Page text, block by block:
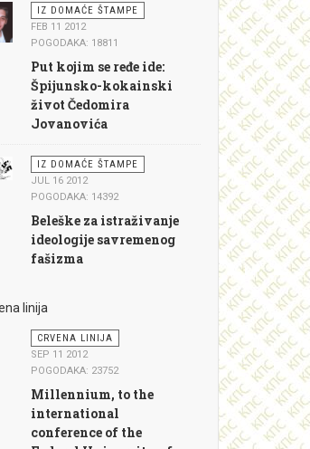
IZ DOMAĆE ŠTAMPE
FEB 11 2012
POGODAKA: 18811
Put kojim se ređe ide:
Špijunsko-kokainski
život Čedomira
Jovanovića
IZ DOMAĆE ŠTAMPE
JUL 16 2012
POGODAKA: 14392
Beleške za istraživanje
ideologije savremenog
fašizma
linija
CRVENA LINIJA
SEP 11 2012
POGODAKA: 23752
Millennium, to the
international
conference of the